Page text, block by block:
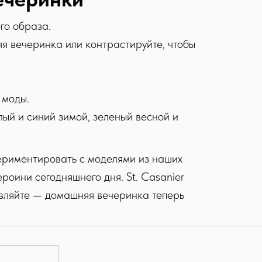
образа.
или контрастируйте, чтобы
моды.
и синий зимой, зеленый весной и
с моделями из наших
сегодняшнего дня. St. Casanier
— домашняя вечеринка теперь
Все права защищены